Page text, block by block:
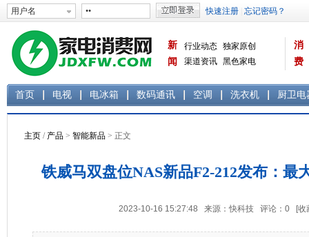
新
闻
行业动态 独家原创
渠道资讯 黑色家电
消
费
首页 电视 电冰箱 数码通讯 空调 洗衣机 厨卫电
主页 / 产品 > 智能新品 > 正文
铁威马双盘位NAS新品F2-212发布：最
2023-10-16 15:27:48 来源：快科技 评论： 0 [收